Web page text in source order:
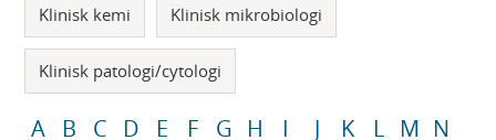
Klinisk kemi Klinisk mikrobiologi
Klinisk patologi/cytologi
A B C D E F G H I J K L M N